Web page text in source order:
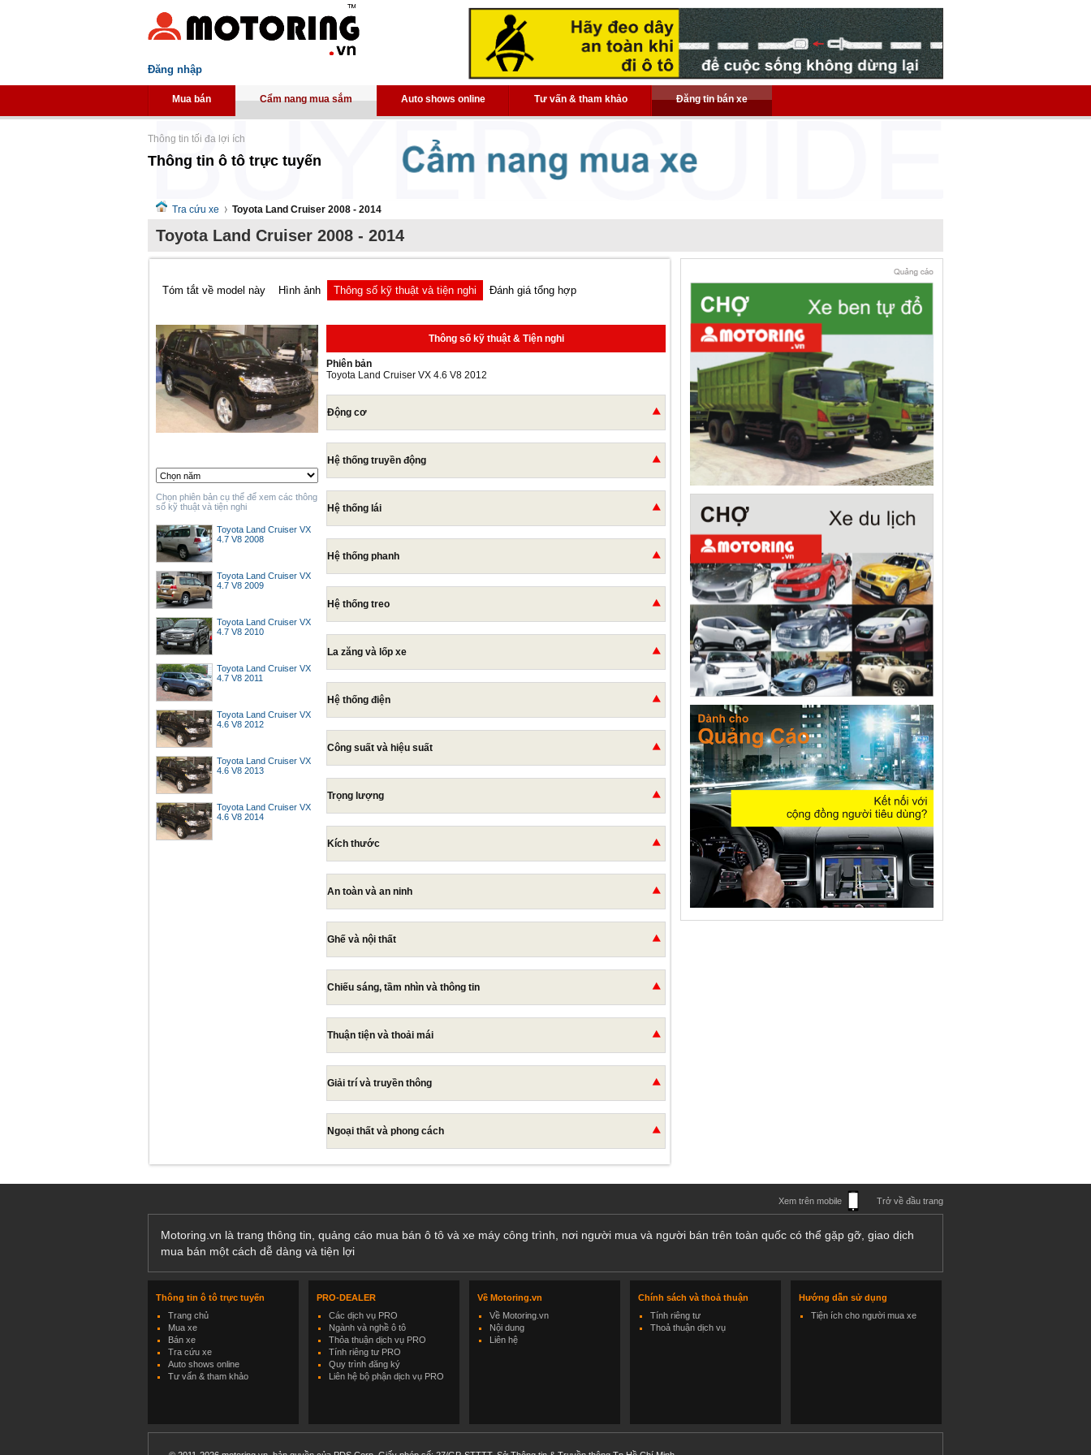
Đăng nhập
Mua bán Cẩm nang mua sắm Auto shows online Tư vấn & tham khảo Đăng tin bán xe
Thông tin tối đa lợi ích
Thông tin ô tô trực tuyến
Tra cứu xe Toyota Land Cruiser 2008 - 2014
Toyota Land Cruiser 2008 - 2014
Tóm tắt về model này Hình ảnh Thông số kỹ thuật và tiện nghi Đánh giá tổng hợp
Chọn phiên bản cụ thể để xem các thông
số kỹ thuật và tiện nghi
Toyota Land Cruiser VX
4.7 V8 2008
Toyota Land Cruiser VX
4.7 V8 2009
Toyota Land Cruiser VX
4.7 V8 2010
Toyota Land Cruiser VX
4.7 V8 2011
Toyota Land Cruiser VX
4.6 V8 2012
Toyota Land Cruiser VX
4.6 V8 2013
Toyota Land Cruiser VX
4.6 V8 2014
Thông số kỹ thuật & Tiện nghi
Phiên bản
Toyota Land Cruiser VX 4.6 V8 2012
Động cơ
Hệ thống truyền động
Hệ thống lái
Hệ thống phanh
Hệ thống treo
La zăng và lốp xe
Hệ thống điện
Công suất và hiệu suất
Trọng lượng
Kích thước
An toàn và an ninh
Ghế và nội thất
Chiếu sáng, tầm nhìn và thông tin
Thuận tiện và thoải mái
Giải trí và truyền thông
Ngoại thất và phong cách
Xem trên mobile Trở về đầu trang
Motoring.vn là trang thông tin, quảng cáo mua bán ô tô và xe máy công trình, nơi người mua và người bán trên toàn quốc có thể gặp gỡ, giao dịch
mua bán một cách dễ dàng và tiện lợi
Thông tin ô tô trực tuyến
Trang chủ
Mua xe
Bán xe
Tra cứu xe
Auto shows online
Tư vấn & tham khảo
PRO-DEALER
Các dịch vụ PRO
Ngành và nghề ô tô
Thỏa thuận dịch vụ PRO
Tính riêng tư PRO
Quy trình đăng ký
Liên hệ bộ phận dịch vụ PRO
Về Motoring.vn
Về Motoring.vn
Nội dung
Liên hệ
Chính sách và thoả thuận
Tính riêng tư
Thoả thuận dịch vụ
Hướng dẫn sử dụng
Tiện ích cho người mua xe